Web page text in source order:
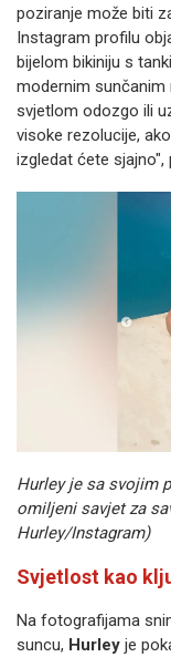
poziranje može biti
Instagram profilu
bijelom bikiniju s
modernim sunčanim
svjetlom odozgo ili
visoke rezolucije,
izgledat ćete sjajno",
Hurley je sa svojim
omiljeni savjet za
Hurley/Instagram)
Svjetlost kao
Na fotografijama
suncu, Hurley je